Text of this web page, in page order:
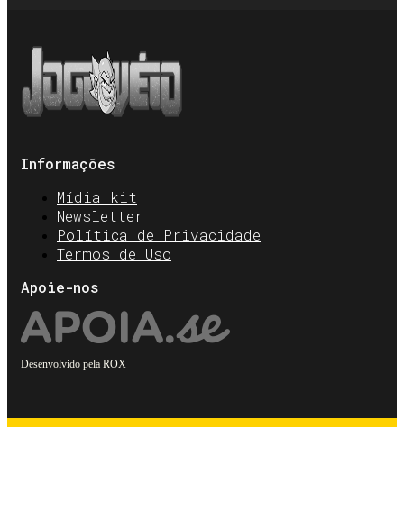
Informações
Mídia kit
Newsletter
Política de Privacidade
Termos de Uso
Apoie-nos
Desenvolvido pela ROX